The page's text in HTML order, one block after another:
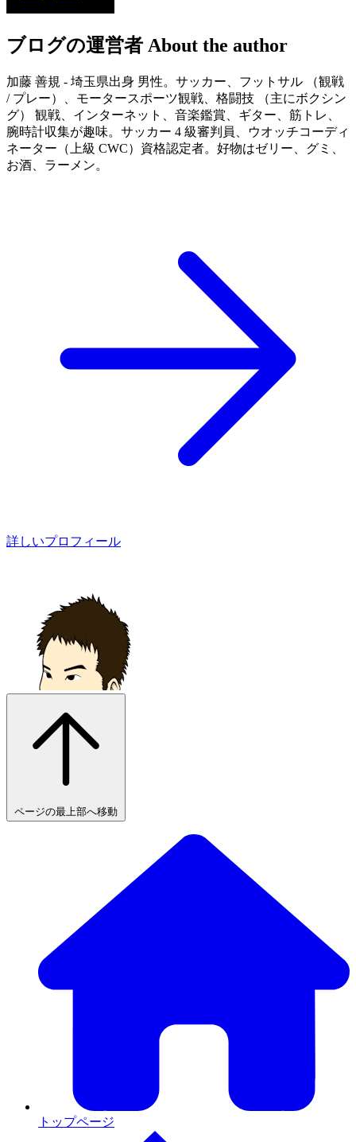
ブログの運営者 About the author
加藤 善規 - 埼玉県出身 男性。サッカー、フットサル （観戦
/ プレー）、モータースポーツ観戦、格闘技 （主にボクシン
グ） 観戦、インターネット、音楽鑑賞、ギター、筋トレ、
腕時計収集が趣味。サッカー 4 級審判員、ウオッチコーディ
ネーター（上級 CWC）資格認定者。好物はゼリー、グミ、
お酒、ラーメン。
詳しいプロフィール
ページの最上部へ移動
トップページ